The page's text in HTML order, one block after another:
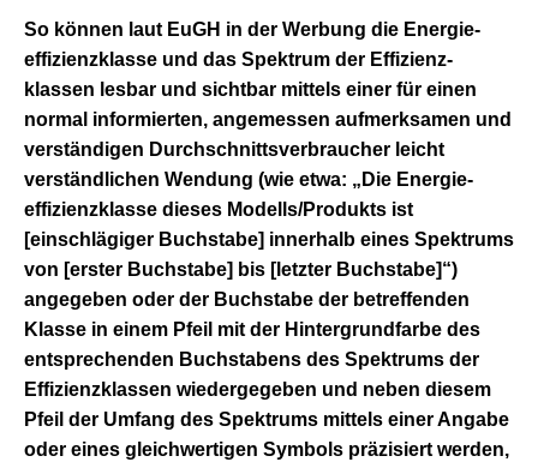
So können laut EuGH in der Werbung die Energie­
effizienz­klasse und das Spektrum der Effizienz­
klassen lesbar und sichtbar mittels einer für einen
normal informierten, angemessen aufmerksamen und
verständigen Durchschnittsverbraucher leicht
verständlichen Wendung (wie etwa: „Die Energie­
effizienz­klasse dieses Modells/Produkts ist
[einschlägiger Buchstabe] innerhalb eines Spektrums
von [erster Buchstabe] bis [letzter Buchstabe]“)
angegeben oder der Buchstabe der betreffenden
Klasse in einem Pfeil mit der Hintergrundfarbe des
entsprechenden Buchstabens des Spektrums der
Effizienzklassen wiedergegeben und neben diesem
Pfeil der Umfang des Spektrums mittels einer Angabe
oder eines gleichwertigen Symbols präzisiert werden,